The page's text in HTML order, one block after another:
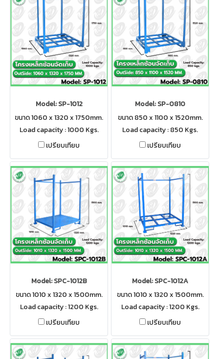
Model: SP-1012
ขนาด 1060 x 1320 x 1750mm.
Load capacity : 1000 Kgs.
เปรียบเทียบ
Model: SP-0810
ขนาด 850 x 1100 x 1520mm.
Load capacity : 850 Kgs.
เปรียบเทียบ
Model: SPC-1012B
ขนาด 1010 x 1320 x 1500mm.
Load capacity : 1200 Kgs.
เปรียบเทียบ
Model: SPC-1012A
ขนาด 1010 x 1320 x 1500mm.
Load capacity : 1200 Kgs.
เปรียบเทียบ